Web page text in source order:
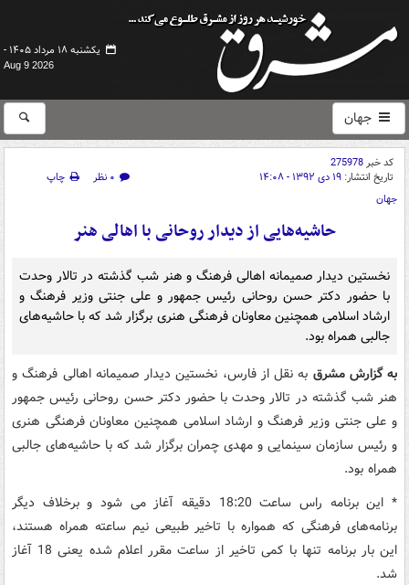
یکشنبه ۱۸ مرداد ۱۴۰۵ -
Aug 9 2026
جهان
کد خبر275978
تاریخ انتشار: ۱۹ دی ۱۳۹۲ - ۱۴:۰۸ ۰ نظر
چاپ
جهان
حاشیه‌هایی از دیدار روحانی با اهالی هنر
نخستین دیدار صمیمانه اهالی فرهنگ و هنر شب گذشته در تالار وحدت
با حضور دکتر حسن روحانی رئیس جمهور و علی جنتی وزیر فرهنگ و
ارشاد اسلامی همچنین معاونان فرهنگی هنری برگزار شد که با حاشیه‌های
جالبی همراه بود.
به گزارش مشرق به نقل از فارس، نخستین دیدار صمیمانه اهالی فرهنگ و
هنر شب گذشته در تالار وحدت با حضور دکتر حسن روحانی رئیس جمهور
و علی جنتی وزیر فرهنگ و ارشاد اسلامی همچنین معاونان فرهنگی هنری
و رئیس سازمان سینمایی و مهدی چمران برگزار شد که با حاشیه‌های جالبی
همراه بود.
* این برنامه راس ساعت 18:20 دقیقه آغاز می شود و برخلاف دیگر
برنامه‌های فرهنگی که همواره با تاخیر طبیعی نیم ساعته همراه هستند،
این بار برنامه تنها با کمی تاخیر از ساعت مقرر اعلام شده یعنی 18 آغاز
شد.